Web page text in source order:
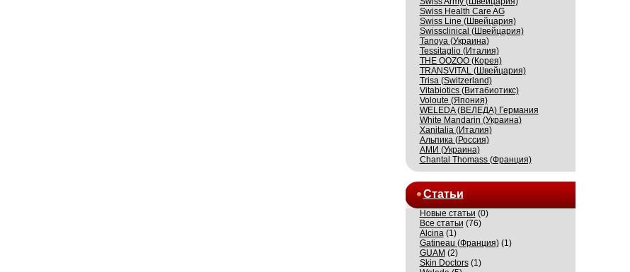
Swiss Health Care AG
Swiss Line (Швейцария)
Swissсlinical (Швейцария)
Tanoya (Украина)
Tessitaglio (Италия)
THE OOZOO (Корея)
TRANSVITAL (Швейцария)
Trisa (Switzerland)
Vitabiotics (Витабиотикс)
Voloute (Япония)
WELEDA (ВЕЛЕДА) Германия
White Mandarin (Украина)
Xanitalia (Италия)
Альпика (Россия)
АМИ (Украина)
Сhantal Thomass (Франция)
Статьи
Новые статьи (0)
Все статьи (76)
Alcina(1)
Gatineau (Франция)(1)
GUAM (2)
Skin Doctors(1)